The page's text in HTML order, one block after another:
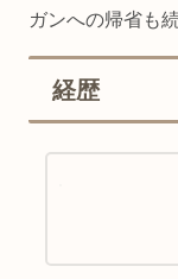
ガンへの帰省も
経歴